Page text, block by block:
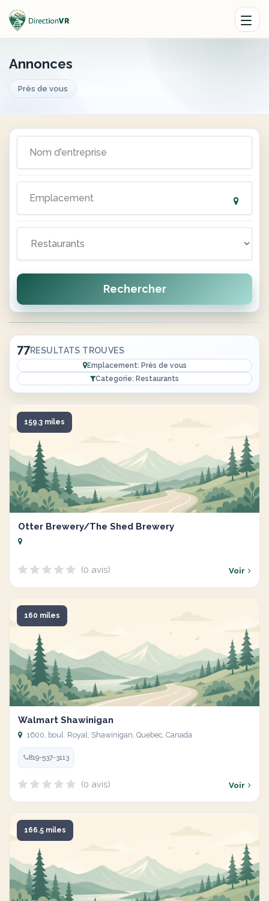
Annonces
Près de vous
Rechercher
77RESULTATS TROUVES
Emplacement: Près de vous
Categorie: Restaurants
159.3 miles
Otter Brewery/The Shed Brewery
(0 avis) Voir
160 miles
Walmart Shawinigan
1600, boul. Royal, Shawinigan, Quebec, Canada
819-537-3113
(0 avis) Voir
166.5 miles